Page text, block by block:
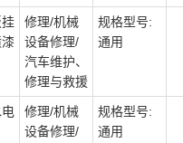
修理/机械
设备修理/
汽车维护、
修理与救援
规格型号:
通用
修理/机械
设备修理/
规格型号:
通用